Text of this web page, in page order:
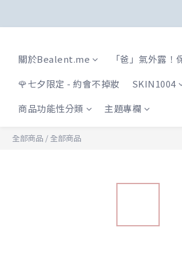
關於Bealent.me 「爸」氣外露
🌹七夕限定 - 約會不掉妝
SKIN1004
商品功能性分類
主題專欄
全部商品 / 全部商品